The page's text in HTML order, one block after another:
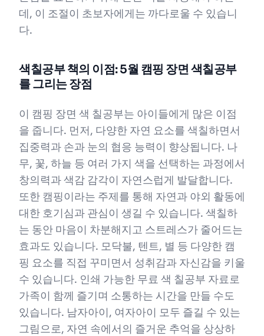
데, 이 조절이 초보자에게는 까다로울 수 있습니
다.
색칠공부 책의 이점: 5월 캠핑 장면 색칠공부
를 그리는 장점
이 캠핑 장면 색 칠공부는 아이들에게 많은 이점
을 줍니다. 먼저, 다양한 자연 요소를 색칠하면서
집중력과 손과 눈의 협응 능력이 향상됩니다. 나
무, 꽃, 하늘 등 여러 가지 색을 선택하는 과정에서
창의력과 색감 감각이 자연스럽게 발달합니다.
또한 캠핑이라는 주제를 통해 자연과 야외 활동에
대한 호기심과 관심이 생길 수 있습니다. 색칠하
는 동안 마음이 차분해지고 스트레스가 줄어드는
효과도 있습니다. 모닥불, 텐트, 별 등 다양한 캠
핑 요소를 직접 꾸미면서 성취감과 자신감을 키울
수 있습니다. 인쇄 가능한 무료 색 칠공부 자료로
가족이 함께 즐기며 소통하는 시간을 만들 수도
있습니다. 남자아이, 여자아이 모두 즐길 수 있는
그림으로, 자연 속에서의 즐거운 추억을 상상하